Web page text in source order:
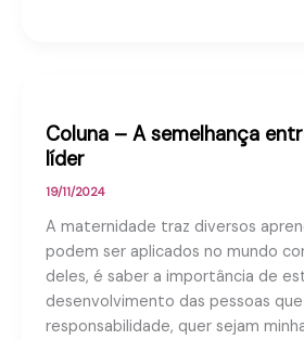
Coluna – A semelhança
líder
19/11/2024
A maternidade traz diversos
podem ser aplicados no mundo
deles, é saber a importância de
desenvolvimento das pessoas
responsabilidade, quer sejam